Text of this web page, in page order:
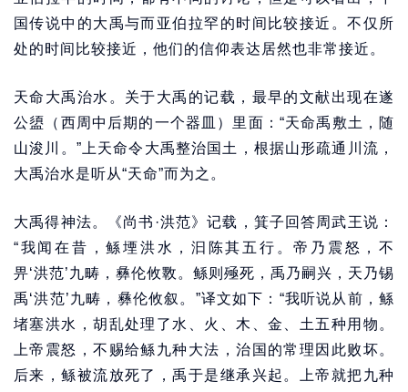
国传说中的大禹与而亚伯拉罕的时间比较接近。不仅所
处的时间比较接近，他们的信仰表达居然也非常接近。
天命大禹治水。关于大禹的记载，最早的文献出现在遂
公盨（西周中后期的一个器皿）里面：“天命禹敷土，随
山浚川。”上天命令大禹整治国土，根据山形疏通川流，
大禹治水是听从“天命”而为之。
大禹得神法。《尚书·洪范》记载，箕子回答周武王说：
“我闻在昔，鲧堙洪水，汩陈其五行。帝乃震怒，不
畀‘洪范’九畴，彝伦攸斁。鲧则殛死，禹乃嗣兴，天乃锡
禹‘洪范’九畴，彝伦攸叙。”译文如下：“我听说从前，鲧
堵塞洪水，胡乱处理了水、火、木、金、土五种用物。
上帝震怒，不赐给鲧九种大法，治国的常理因此败坏。
后来，鲧被流放死了，禹于是继承兴起。上帝就把九种